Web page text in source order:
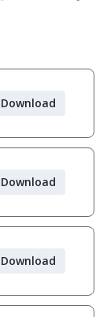
Download
Download
Download